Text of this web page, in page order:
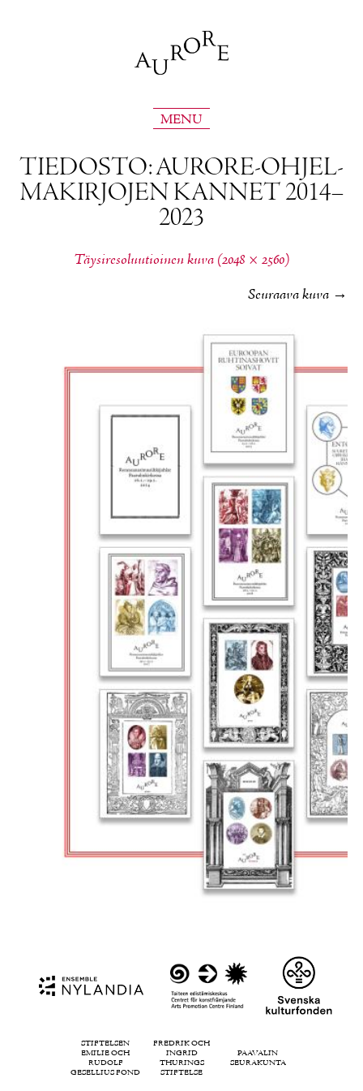
MENU
TIE­DOS­TO: AU­RO­RE-OH­JEL­
MA­KIR­JO­JEN KAN­NET 2014–
2023
Täy­si­re­so­luu­tioi­nen ku­va (2048 × 2560)
Seuraava kuva →
STIFTELSEN
EMILIE OCH
RUDOLF
GESELLIUS FOND
FREDRIK OCH
INGRID
THURINGS
STIFTELSE
PAAVALIN
SEURAKUNTA